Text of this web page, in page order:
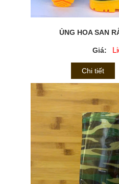
ỦNG HOA SAN
Giá:
Chi tiết